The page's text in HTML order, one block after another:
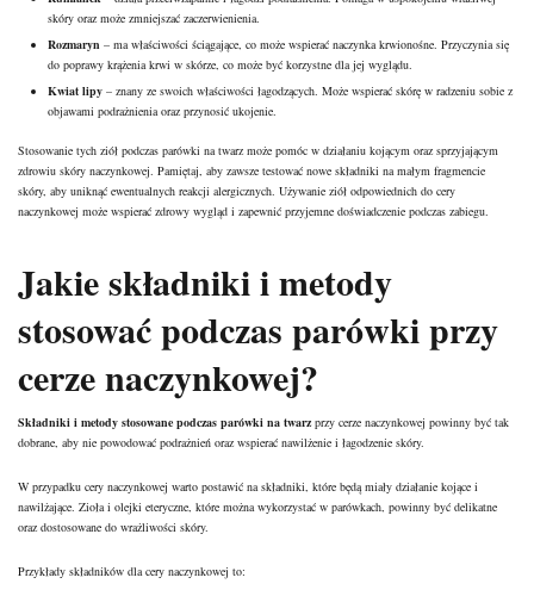
skóry oraz może zmniejszać zaczerwienienia.
Rozmaryn – ma właściwości ściągające, co może wspierać naczynka krwionośne . Przyczynia się
do poprawy krążenia krwi w skórze, co może być korzystne dla jej wyglądu.
Kwiat lipy – znany ze swoich właściwości łagodzących. Może wspierać skórę w radzeniu sobie z
objawami podrażnienia oraz przynosić ukojenie.
Stosowanie tych ziół podczas parówki na twarz może pomóc w działaniu kojącym oraz sprzyjającym
zdrowiu skóry naczynkowej. Pamiętaj, aby zawsze testować nowe składniki na małym fragmencie
skóry, aby uniknąć ewentualnych reakcji alergicznych. Używanie ziół odpowiednich do cery
naczynkowej może wspierać zdrowy wygląd i zapewnić przyjemne doświadczenie podczas zabiegu.
Jakie składniki i metody
stosować podczas parówki przy
cerze naczynkowej?
Składniki i metody stosowane podczas parówki na twarzprzy cerze naczynkowej powinny być tak
dobrane, aby nie powodować podrażnień oraz wspierać nawilżenie i łagodzenie skóry.
W przypadku cery naczynkowej warto postawić na składniki, które będą miały działanie kojące i
nawilżające. Zioła i olejki eteryczne, które można wykorzystać w parówkach, powinny być delikatne
oraz dostosowane do wrażliwości skóry.
Przykłady składników dla cery naczynkowej to: